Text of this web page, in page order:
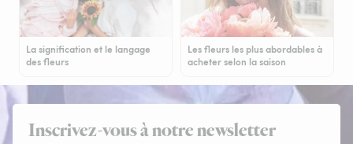
La signification et le langage
des fleurs
Les fleurs les plus abordables à
acheter selon la saison
Inscrivez-vous à notre newsletter